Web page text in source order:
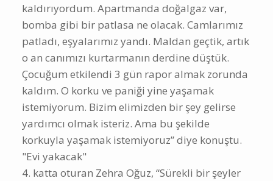
kaldırıyordum. Apartmanda doğalgaz var,
bomba gibi bir patlasa ne olacak. Camlarımız
patladı, eşyalarımız yandı. Maldan geçtik, artık
o an canımızı kurtarmanın derdine düştük.
Çocuğum etkilendi 3 gün rapor almak zorunda
kaldım. O korku ve paniği yine yaşamak
istemiyorum. Bizim elimizden bir şey gelirse
yardımcı olmak isteriz. Ama bu şekilde
korkuyla yaşamak istemiyoruz” diye konuştu.
"Evi yakacak"
4. katta oturan Zehra Oğuz, “Sürekli bir şeyler